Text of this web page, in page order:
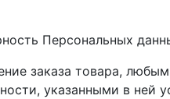
Персональных
заказа товара,
указанными в ней